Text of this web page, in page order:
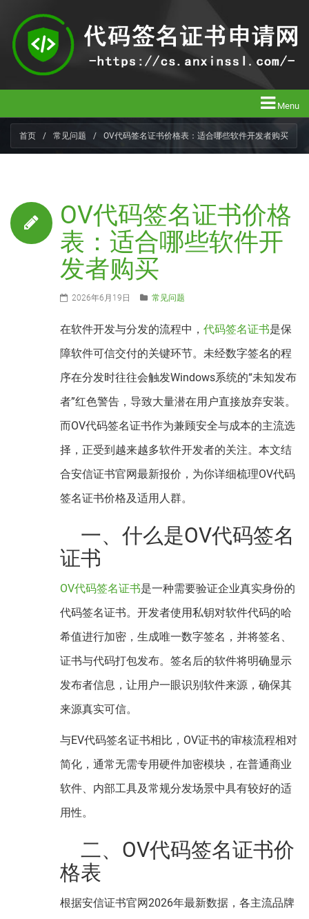
Menu
首页 / 常见问题 / OV代码签名证书价格表：适合哪些软件开发者购买
OV代码签名证书价格
表：适合哪些软件开
发者购买
2026年6月19日 常见问题
在软件开发与分发的流程中， 代码签名证书是保
障软件可信交付的关键环节。未经数字签名的程
序在分发时往往会触发Windows系统的“未知发布
者”红色警告，导致大量潜在用户直接放弃安装。
而OV代码签名证书作为兼顾安全与成本的主流选
择，正受到越来越多软件开发者的关注。本文结
合安信证书官网最新报价，为你详细梳理OV代码
签名证书价格及适用人群。
一、什么是OV代码签名
证书
OV代码签名证书是一种需要验证企业真实身份的
代码签名证书。开发者使用私钥对软件代码的哈
希值进行加密，生成唯一数字签名，并将签名、
证书与代码打包发布。签名后的软件将明确显示
发布者信息，让用户一眼识别软件来源，确保其
来源真实可信。
与EV代码签名证书相比，OV证书的审核流程相对
简化，通常无需专用硬件加密模块，在普通商业
软件、内部工具及常规分发场景中具有较好的适
用性。
二、OV代码签名证书价
格表
根据安信证书官网2026年最新数据，各主流品牌